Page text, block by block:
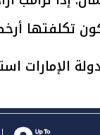
تكلفتها
على
حال
الأوسط